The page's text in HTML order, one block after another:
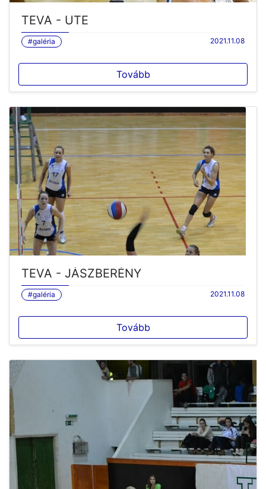
TEVA - UTE
#galéria 2021.11.08
Tovább
TEVA - JÁSZBERÉNY
#galéria 2021.11.08
Tovább